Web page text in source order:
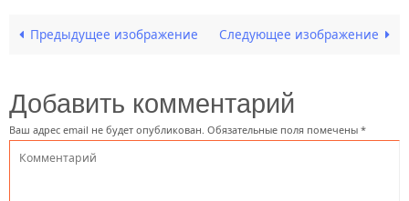
Предыдущее изображение Следующее изображение
Добавить комментарий
Ваш адрес email не будет опубликован. Обязательные поля помечены *